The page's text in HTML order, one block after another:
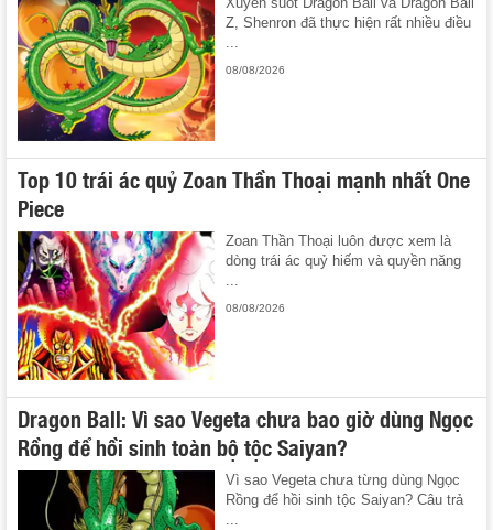
Z, Shenron đã thực hiện rất nhiều điều
...
08/08/2026
Top 10 trái ác quỷ Zoan Thần Thoại mạnh nhất One
Piece
Zoan Thần Thoại luôn được xem là
dòng trái ác quỷ hiếm và quyền năng
...
08/08/2026
Dragon Ball: Vì sao Vegeta chưa bao giờ dùng Ngọc
Rồng để hồi sinh toàn bộ tộc Saiyan?
Vì sao Vegeta chưa từng dùng Ngọc
Rồng để hồi sinh tộc Saiyan? Câu trả